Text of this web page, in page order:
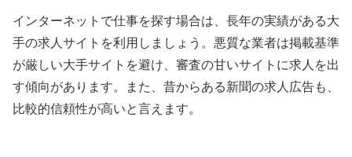
インターネットで仕事を探す場合は、長年の実績がある大
手の求人サイトを利用しましょう。悪質な業者は掲載基準
が厳しい大手サイトを避け、審査の甘いサイトに求人を出
す傾向があります。また、昔からある新聞の求人広告も、
比較的信頼性が高いと言えます。